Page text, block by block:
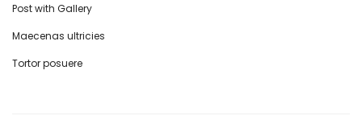
Post with Gallery
Maecenas ultricies
Tortor posuere